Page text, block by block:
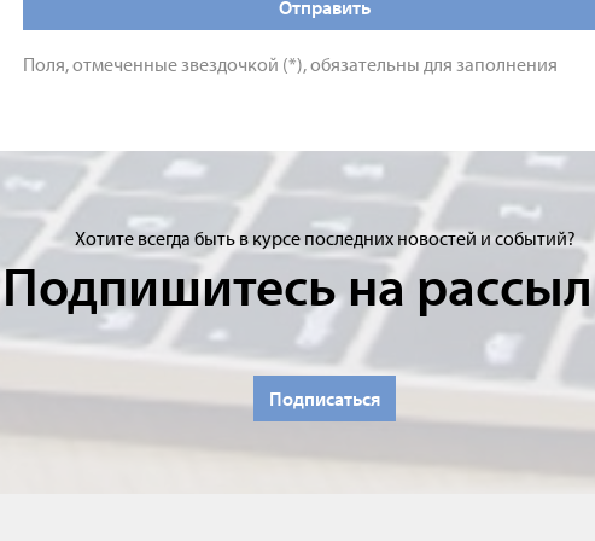
Отправить
Поля, отмеченные звездочкой (*), обязательны для заполнения
Хотите всегда быть в курсе последних новостей и событий?
Подпишитесь на
Подписаться